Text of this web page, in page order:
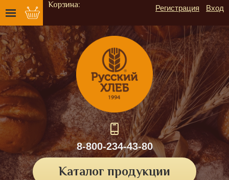
Регистрация Вход
Корзина:
8-800-234-43-80
Каталог продукции